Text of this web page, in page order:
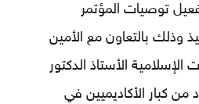
توصيات المؤتمر
وذلك بالتعاون مع الأمين
الإسلامية الأستاذ الدكتور
كبار الأكاديميين في